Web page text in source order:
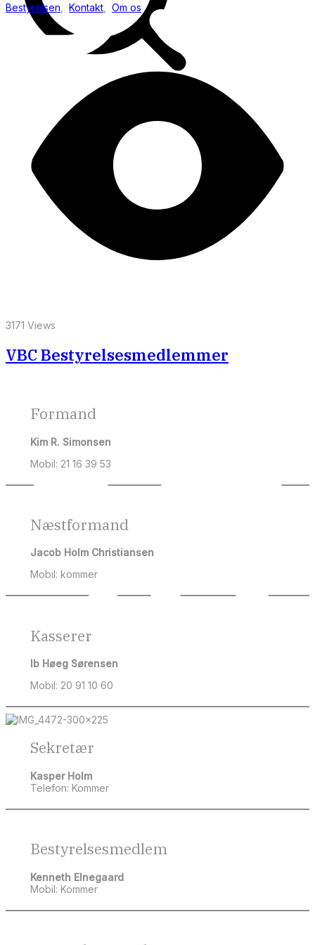
Bestyrelsen Kontakt Om os
3171 Views
VBC Bestyrelsesmedlemmer
Formand
Kim R. Simonsen
Mobil: 21 16 39 53
Næstformand
Jacob Holm Christiansen
Mobil: kommer
Kasserer
Ib Høeg Sørensen
Mobil: 20 91 10 60
Sekretær
Kasper Holm
Telefon: Kommer
Bestyrelsesmedlem
Kenneth Elnegaard
Mobil: Kommer